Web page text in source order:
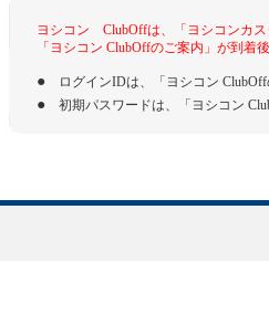
ヨシコン ClubOffは、「ヨシコンカス
「ヨシコン ClubOffのご案内」が到着
● ログインIDは、「ヨシコン
● 初期パスワードは、「ヨシコン